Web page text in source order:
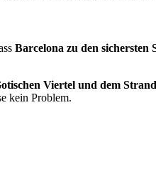
Barcelona zu den sichersten
Viertel und dem
kein Problem.